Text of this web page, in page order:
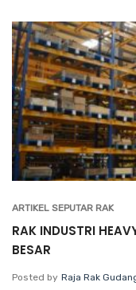
ARTIKEL SEPUTAR RAK
RAK INDUSTRI
BESAR
Posted by Raja Rak